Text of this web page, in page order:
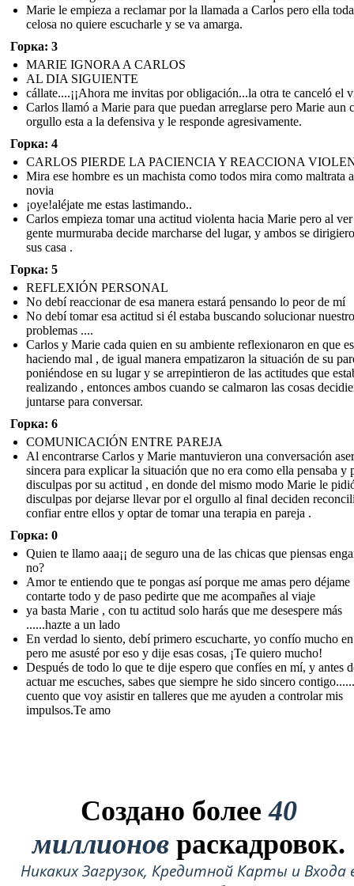
Marie le empieza a reclamar por la llamada a Carlos pero ella toda
celosa no quiere escucharle y se va amarga.
Горка: 3
MARIE IGNORA A CARLOS
AL DIA SIGUIENTE
cállate....¡¡Ahora me invitas por obligación...la otra te canceló el
Carlos llamó a Marie para que puedan arreglarse pero Marie aun
orgullo esta a la defensiva y le responde agresivamente.
Горка: 4
CARLOS PIERDE LA PACIENCIA Y REACCIONA
Mira ese hombre es un machista como todos mira como maltrata
novia
¡oye!aléjate me estas lastimando..
Carlos empieza tomar una actitud violenta hacia Marie pero al
gente murmuraba decide marcharse del lugar, y ambos se
sus casa .
Горка: 5
REFLEXIÓN PERSONAL
No debí reaccionar de esa manera estará pensando lo peor de mí
No debí tomar esa actitud si él estaba buscando solucionar
problemas ....
Carlos y Marie cada quien en su ambiente reflexionaron en que
haciendo mal , de igual manera empatizaron la situación de su
poniéndose en su lugar y se arrepintieron de las actitudes que
realizando , entonces ambos cuando se calmaron las cosas
juntarse para conversar.
Горка: 6
COMUNICACIÓN ENTRE PAREJA
Al encontrarse Carlos y Marie mantuvieron una conversación
sincera para explicar la situación que no era como ella pensaba y
disculpas por su actitud , en donde del mismo modo Marie le
disculpas por dejarse llevar por el orgullo al final deciden
confiar entre ellos y optar de tomar una terapia en pareja .
Горка: 0
Quien te llamo aaa¡¡ de seguro una de las chicas que piensas
no?
Amor te entiendo que te pongas así porque me amas pero déjame
contarte todo y de paso pedirte que me acompañes al viaje
ya basta Marie , con tu actitud solo harás que me desespere más
......hazte a un lado
En verdad lo siento, debí primero escucharte, yo confío mucho
pero me asusté por eso y dije esas cosas, ¡Te quiero mucho!
Después de todo lo que te dije espero que confíes en mí, y antes
actuar me escuches, sabes que siempre he sido sincero
cuento que voy asistir en talleres que me ayuden a controlar mis
impulsos.Te amo
Создано более40
миллионов раскадровок.
Никаких Загрузок, Кредитной Карты и Входа